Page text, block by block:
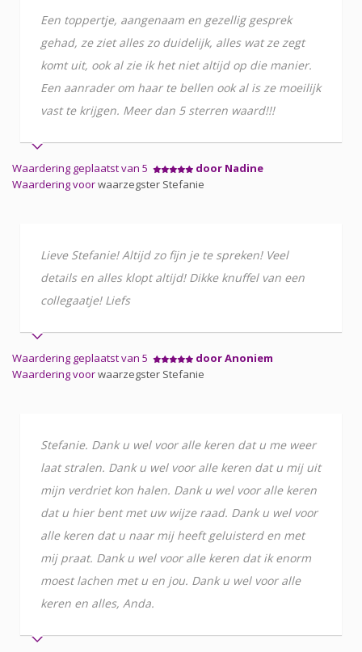
Een toppertje, aangenaam en gezellig gesprek
gehad, ze ziet alles zo duidelijk, alles wat ze zegt
komt uit, ook al zie ik het niet altijd op die manier.
Een aanrader om haar te bellen ook al is ze moeilijk
vast te krijgen. Meer dan 5 sterren waard!!!
Waardering geplaatst van 5
door Nadine
Waardering voorwaarzegster Stefanie
Lieve Stefanie! Altijd zo fijn je te spreken! Veel
details en alles klopt altijd! Dikke knuffel van een
collegaatje! Liefs
Waardering geplaatst van 5
door Anoniem
Waardering voorwaarzegster Stefanie
Stefanie. Dank u wel voor alle keren dat u me weer
laat stralen. Dank u wel voor alle keren dat u mij uit
mijn verdriet kon halen. Dank u wel voor alle keren
dat u hier bent met uw wijze raad. Dank u wel voor
alle keren dat u naar mij heeft geluisterd en met
mij praat. Dank u wel voor alle keren dat ik enorm
moest lachen met u en jou. Dank u wel voor alle
keren en alles, Anda.